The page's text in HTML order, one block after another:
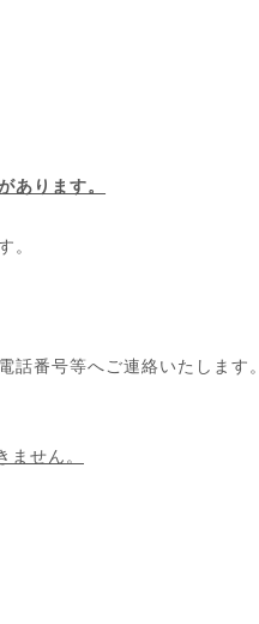
あります。
。
番号等へご連絡いたします。
せん。